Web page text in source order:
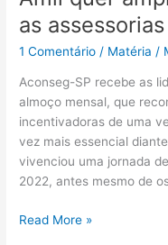
as
1 Comentário / Matéria /
Aconseg-SP recebe as
almoço mensal, que
incentivadoras de uma
vez mais essencial
vivenciou uma jornada
2022, antes mesmo de
Read More »